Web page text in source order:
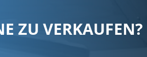
ZU VERKAUFEN?